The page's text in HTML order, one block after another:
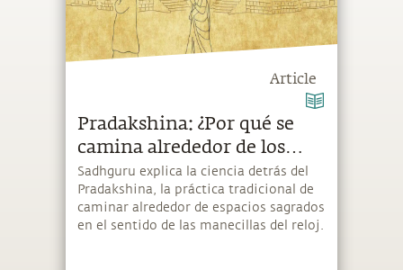
Article
Pradakshina: ¿Por qué se
camina alrededor de los
templos en el sentido de las
manecillas del reloj?
Sadhguru explica la ciencia detrás del
Pradakshina, la práctica tradicional de
caminar alrededor de espacios sagrados
en el sentido de las manecillas del reloj.